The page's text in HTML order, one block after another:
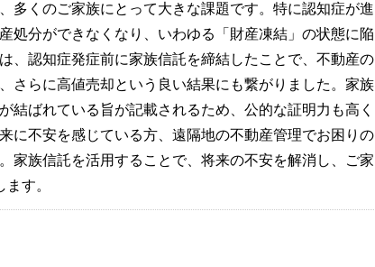
多くのご家族にとって大きな課題です。特に認知症が進
処分ができなくなり、いわゆる「財産凍結」の状態に陥
、認知症発症前に家族信託を締結したことで、不動産の
さらに高値売却という良い結果にも繋がりました。家族
結ばれている旨が記載されるため、公的な証明力も高く
に不安を感じている方、遠隔地の不動産管理でお困りの
家族信託を活用することで、将来の不安を解消し、ご家
す。